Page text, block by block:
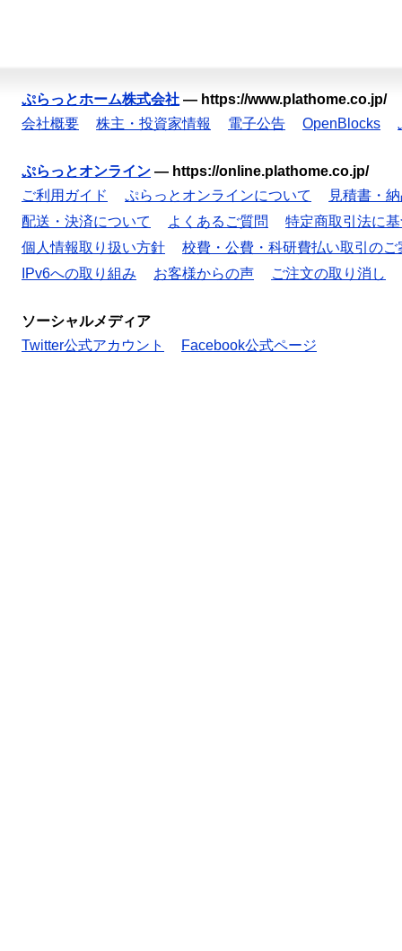
ぷらっとホーム株式会社 — https://www.plathome.co.jp/
会社概要
株主・投資家情報 電子公告 OpenBlocks
ぷらっとオンライン — https://online.plathome.co.jp/
ご利用ガイド
ぷらっとオンラインについて
見積書・
配送・決済について
よくあるご質問
特定商取引法に
個人情報取り扱い方針
校費・公費・科研費払い取引のご
IPv6への取り組み
お客様からの声 ご注文の取り消し
ソーシャルメディア
Twitter公式アカウント
Facebook公式ページ